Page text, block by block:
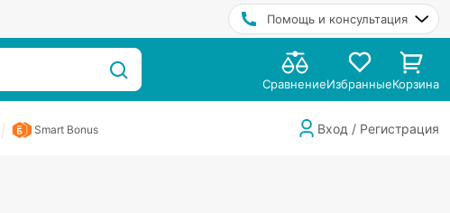
Помощь и консультация
СравнениеИзбранныеКорзина
Smart Bonus Вход / Регистрация